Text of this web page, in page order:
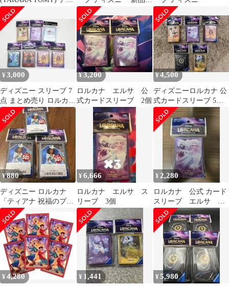
ズニー･ロルカナ･TCG
日本語版 公式カードス
リーブ 「ディズニー･
ロルカナ･TCGカードバ
ック」 1
イルミネーターズ クエ
j695
¥3,000
ディズニー スリーブ 7
点 まとめ売り ロルカナ
46-EY0522-04
¥3,200
ロルカナ エルサ 公
式カードスリーブ 2個
¥4,500
ディズニーロルカナ 公
式カードスリーブ 5個
セット
¥880
ディズニー ロルカナ
「ティアナ 祝福のプリ
ンセス」スリーブ 3個
セット
¥6,666
ロルカナ エルサ ス
リーブ 3個
¥ 2,280
ロルカナ 公式 カード
スリーブ エルサ 新
品未開封 ディズニー
¥ 4,280 ¥ 1,441 ¥5,980